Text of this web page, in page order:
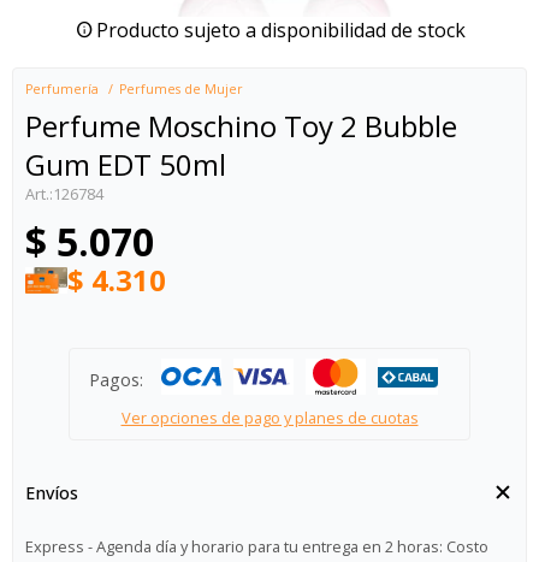
Producto sujeto a disponibilidad de stock
Perfumería Perfumes de Mujer
Perfume Moschino Toy 2 Bubble
Gum EDT 50ml
126784
$ 5.070
$ 4.310
Pagos:
Ver opciones de pago y planes de cuotas
Envíos
Express - Agenda día y horario para tu entrega en 2 horas: Costo